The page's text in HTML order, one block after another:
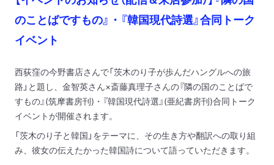
のことばですもの』・『韓国現代詩選』合同トーク
イベント
西荻窪の今野書店さんで「茨木のり子が歩んだハングルへの旅
路」と題し、金智英さん×斎藤真理子さんの『隣の国のことばで
すもの』(筑摩書房刊)・『韓国現代詩選』(亜紀書房刊)合同トーク
イベントが開催されます。
「茨木のり子と韓国」をテーマに、その生き方や翻訳への取り組
み、彼女の伝えたかった韓国詩について語っていただきます。